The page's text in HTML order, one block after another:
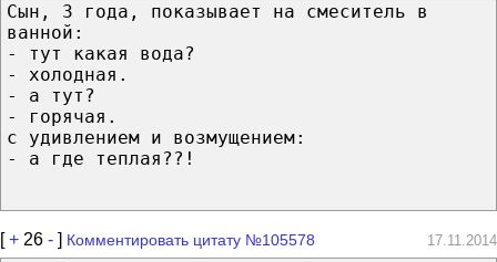
Сын, 3 года, показывает на смеситель в
ванной:
- тут какая вода?
- холодная.
- а тут?
- горячая.
с удивлением и возмущением:
- а где теплая??!
[+ 26 - ] Комментировать цитату №105578 17.11.2014